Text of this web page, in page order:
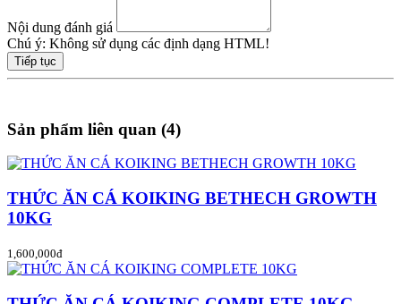
Nội dung đánh giá
Chú ý: Không sử dụng các định dạng HTML!
Tiếp tục
Sản phẩm liên quan (4)
THỨC ĂN CÁ KOIKING BETHECH GROWTH
10KG
1,600,000đ